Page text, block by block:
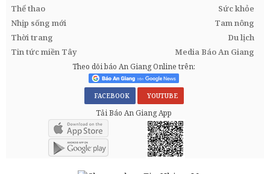
Thể thao
Sức khỏe
Nhịp sống mới
Tam nông
Thời trang
Du lịch
Tin tức miền Tây
Media Báo An Giang
Theo dõi báo An Giang Online trên:
FACEBOOK YOUTUBE
Tải Báo An Giang App